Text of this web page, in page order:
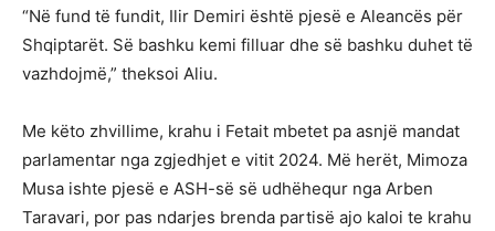
“Në fund të fundit, Ilir Demiri është pjesë e Aleancës për
Shqiptarët. Së bashku kemi filluar dhe së bashku duhet të
vazhdojmë,” theksoi Aliu.
Me këto zhvillime, krahu i Fetait mbetet pa asnjë mandat
parlamentar nga zgjedhjet e vitit 2024. Më herët, Mimoza
Musa ishte pjesë e ASH-së së udhëhequr nga Arben
Taravari, por pas ndarjes brenda partisë ajo kaloi te krahu